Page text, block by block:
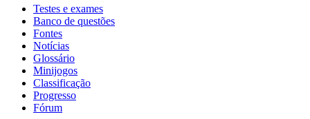
Testes e exames
Banco de questões
Fontes
Notícias
Glossário
Minijogos
Classificação
Progresso
Fórum